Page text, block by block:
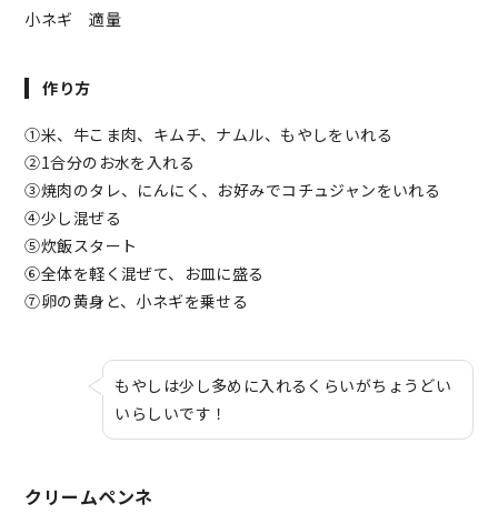
小ネギ 適量
作り方
①米、牛こま肉、キムチ、ナムル、もやしをいれる
②1合分のお水を入れる
③焼肉のタレ、にんにく、お好みでコチュジャンをいれる
④少し混ぜる
⑤炊飯スタート
⑥全体を軽く混ぜて、お皿に盛る
⑦卵の黄身と、小ネギを乗せる
もやしは少し多めに入れるくらいがちょうどい
いらしいです！
クリームペンネ